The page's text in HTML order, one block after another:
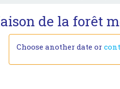
de la forêt
Choose another date or